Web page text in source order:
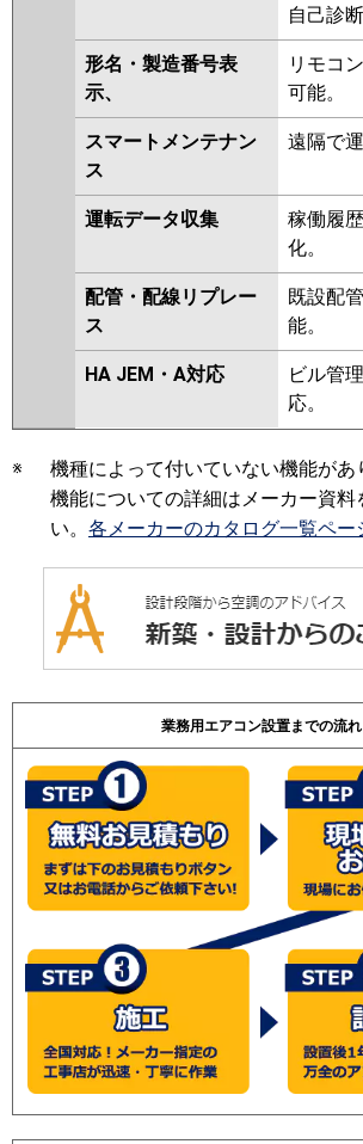
自己診断
形名・製造番号表
示、
リモコ
可能。
スマートメンテナン
ス
遠隔で
運転データ収集
稼働履
化。
配管・配線リプレー
ス
既設配
能。
HA JEM・A対応
ビル管
応。
※
機種によって付いていない機能があ
機能についての詳細はメーカー資料
い。 各メーカーのカタログ一覧ペ
業務用エアコン設置までの流れ